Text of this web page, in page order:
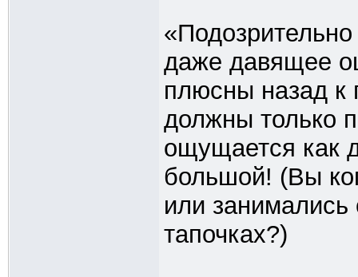
даже давящее
плюсны назад к
должны только
ощущается как
большой! (Вы
или
тапочках?)